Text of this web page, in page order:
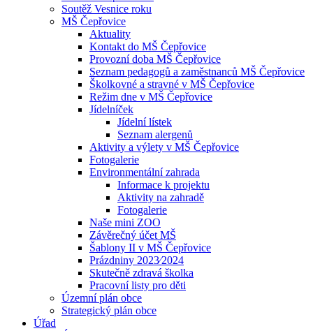
Soutěž Vesnice roku
MŠ Čepřovice
Aktuality
Kontakt do MŠ Čepřovice
Provozní doba MŠ Čepřovice
Seznam pedagogů a zaměstnanců MŠ Čepřovice
Školkovné a stravné v MŠ Čepřovice
Režim dne v MŠ Čepřovice
Jídelníček
Jídelní lístek
Seznam alergenů
Aktivity a výlety v MŠ Čepřovice
Fotogalerie
Environmentální zahrada
Informace k projektu
Aktivity na zahradě
Fotogalerie
Naše mini ZOO
Závěrečný účet MŠ
Šablony II v MŠ Čepřovice
Prázdniny 2023⁄2024
Skutečně zdravá školka
Pracovní listy pro děti
Územní plán obce
Strategický plán obce
Úřad